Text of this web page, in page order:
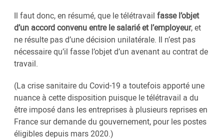
Il faut donc, en résumé, que le télétravail fasse l’objet
d’un accord convenu entre le salarié et l’employeur, et
ne résulte pas d’une décision unilatérale. Il n’est pas
nécessaire qu’il fasse l’objet d’un avenant au contrat de
travail.
(La crise sanitaire du Covid-19 a toutefois apporté une
nuance à cette disposition puisque le télétravail a du
être imposé dans les entreprises à plusieurs reprises en
France sur demande du gouvernement, pour les postes
éligibles depuis mars 2020.)